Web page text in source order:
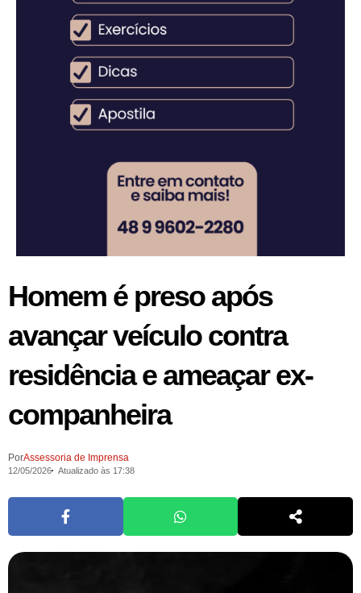
Homem é preso após
avançar veículo contra
residência e ameaçar ex-
companheira
PorAssessoria de Imprensa
12/05/2026 Atualizado às 17:38